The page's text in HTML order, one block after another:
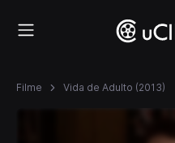
Filme Vida de Adulto (2013)